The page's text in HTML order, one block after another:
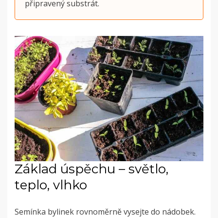
připravený substrát.
Základ úspěchu – světlo,
teplo, vlhko
Semínka bylinek rovnoměrně vysejte do nádobek.